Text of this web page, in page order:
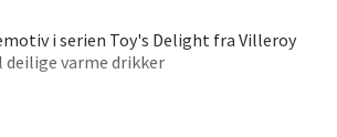
i serien Toy's Delight fra Villeroy
deilige varme drikker